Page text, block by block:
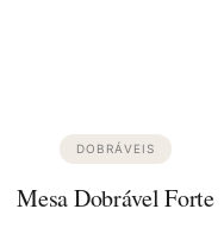
DOBRÁVEIS
Mesa Dobrável Forte